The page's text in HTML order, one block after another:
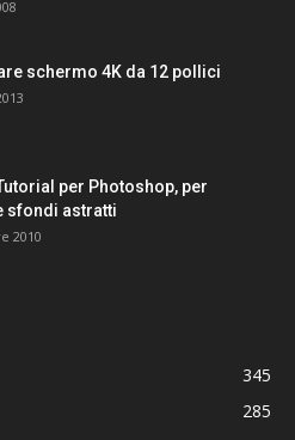
schermo 4K da 12 pollici
per Photoshop, per
sfondi astratti
2010
345
285